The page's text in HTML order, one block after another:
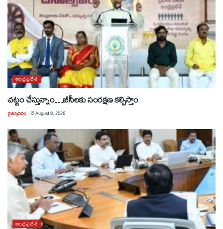
ఆంధ్రప్రదేశ్
చట్టం చేస్తున్నాం…బీసీలకు సంరక్షణ కల్పిస్తాం
చైతన్యరధం @August 8, 2026
ఆంధ్రప్రదేశ్